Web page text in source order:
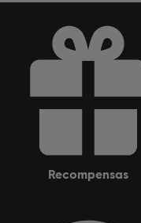
recompensas